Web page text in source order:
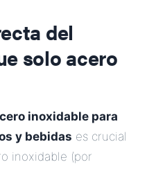
del
solo acero
inoxidable para
y bebidas es crucial
inoxidable (por